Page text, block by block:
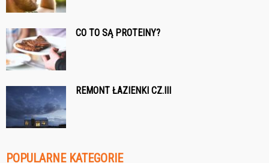
CO TO SĄ PROTEINY?
REMONT ŁAZIENKI CZ.III
POPULARNE KATEGORIE